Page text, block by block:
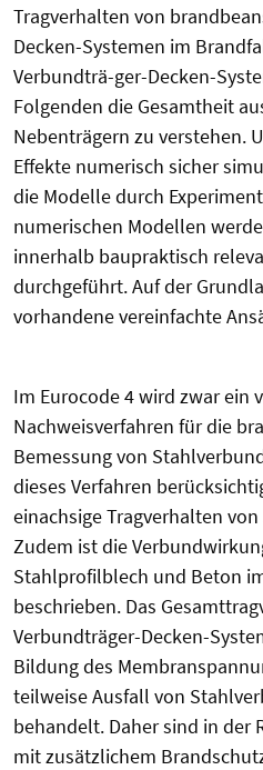
Tragverhalten von
Decken-Systemen im
Verbundträ-ger-Decken-
Folgenden die Gesamtheit
Nebenträgern zu verstehen.
Effekte numerisch sicher
die Modelle durch
numerischen Modellen
innerhalb baupraktisch
durchgeführt. Auf der
vorhandene vereinfachte
Im Eurocode 4 wird zwar ein
Nachweisverfahren für die
Bemessung von
dieses Verfahren
einachsige Tragverhalten
Zudem ist die
Stahlprofilblech und Beton
beschrieben. Das
Verbundträger-Decken-
Bildung des
teilweise Ausfall von
behandelt. Daher sind in der
mit zusätzlichem